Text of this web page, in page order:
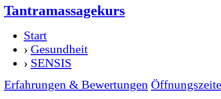
Tantramassagekurs
Start
› Gesundheit
› SENSIS
Erfahrungen & Bewertungen